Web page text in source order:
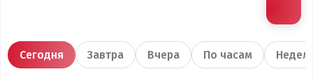
Сегодня Завтра Вчера По часам